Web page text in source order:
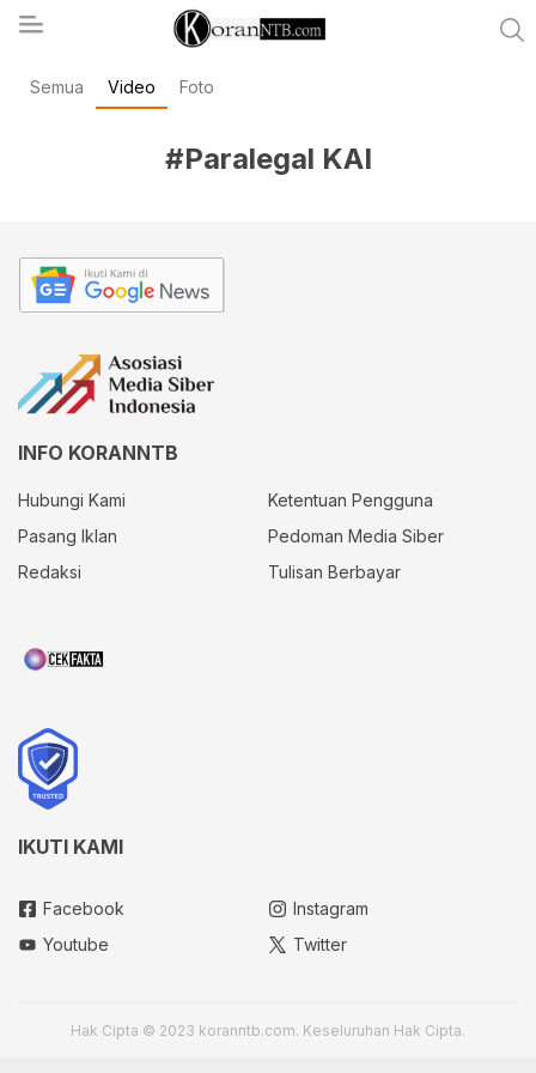
koranntb.com
Semua Video Foto
#Paralegal KAI
INFO KORANNTB
Hubungi Kami
Ketentuan Pengguna
Pasang Iklan
Pedoman Media Siber
Redaksi
Tulisan Berbayar
IKUTI KAMI
Facebook
Instagram
Youtube
Twitter
Hak Cipta © 2023 koranntb.com. Keseluruhan Hak Cipta.